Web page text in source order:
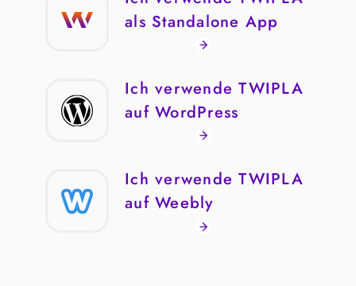
als Standalone App
Ich verwende TWIPLA
auf WordPress
Ich verwende TWIPLA
auf Weebly